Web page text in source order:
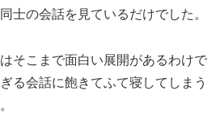
士の会話を見ているだけでした。
そこまで面白い展開があるわけで
る会話に飽きてふて寝してしまう